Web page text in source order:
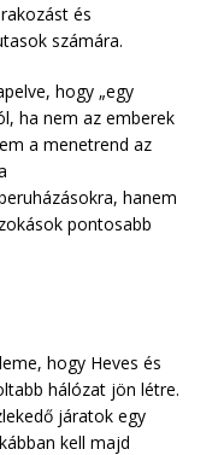
és
számára.
hogy „egy
ha nem az emberek
a menetrend az
hanem
pontosabb
hogy Heves és
hálózat jön létre.
járatok egy
kell majd